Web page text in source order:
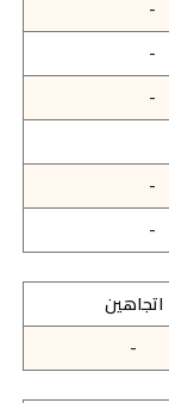
-
-
-
-
-
اتجاهين
-